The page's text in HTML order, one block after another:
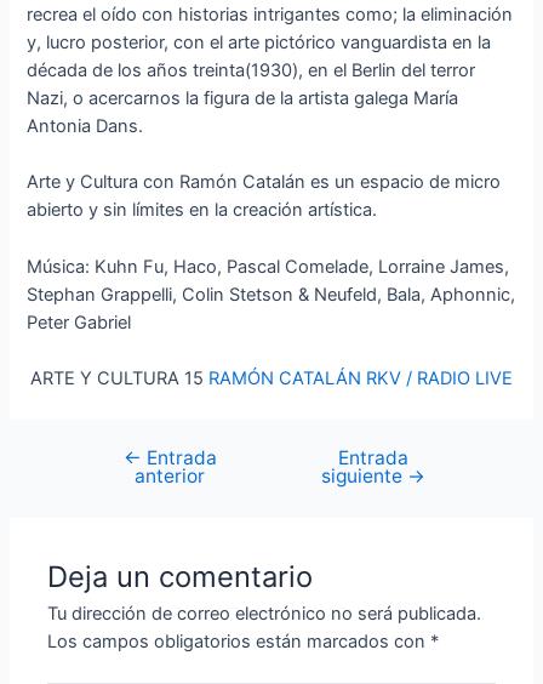
recrea el oído con historias intrigantes como; la eliminación
y, lucro posterior, con el arte pictórico vanguardista en la
década de los años treinta(1930), en el Berlin del terror
Nazi, o acercarnos la figura de la artista galega María
Antonia Dans.
Arte y Cultura con Ramón Catalán es un espacio de micro
abierto y sin límites en la creación artística.
Música: Kuhn Fu, Haco, Pascal Comelade, Lorraine James,
Stephan Grappelli, Colin Stetson & Neufeld, Bala, Aphonnic,
Peter Gabriel
ARTE Y CULTURA 15 RAMÓN CATALÁN RKV / RADIO LIVE
Navegación
← Entrada
anterior
Entrada
siguiente →
Deja un comentario
Tu dirección de correo electrónico no será publicada.
Los campos obligatorios están marcados con *